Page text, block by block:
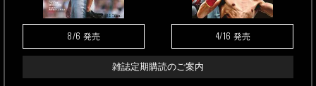
8/6 発売 4/16 発売
雑誌定期購読のご案内